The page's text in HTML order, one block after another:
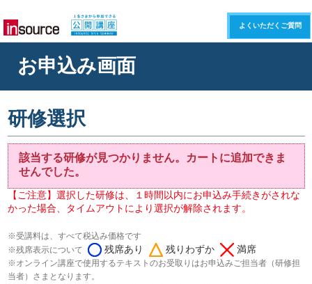
よくいただくご質問
お申込み画面
研修選択
該当する研修が見つかりません。カートに追加できま
せんでした。
【ご注意】選択した研修は、１時間以内にお申込み手続きがされな
かった場合、タイムアウトにより選択が解除されます。
※受講料は、すべて税込み価格です
※残席表示について
残席あり 残りわずか 満席
※オンライン講座で使用するテキストのお受取りはお申込みご担当者（研修担
当者）さまとなります。